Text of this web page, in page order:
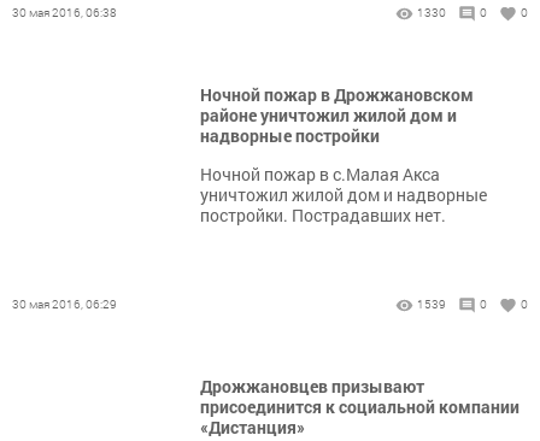
30 мая 2016, 06:38 1330 0 0
Ночной пожар в Дрожжановском
районе уничтожил жилой дом и
надворные постройки
Ночной пожар в с.Малая Акса
уничтожил жилой дом и надворные
постройки. Пострадавших нет.
30 мая 2016, 06:29 1539 0 0
Дрожжановцев призывают
присоединится к социальной компании
«Дистанция»